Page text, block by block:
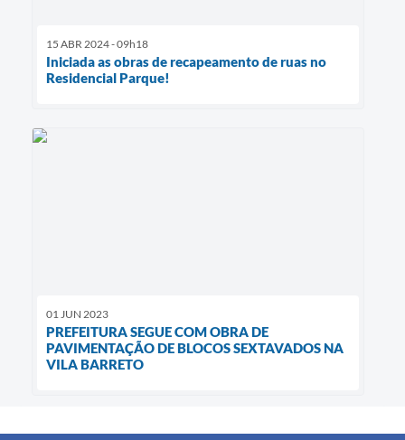
15 ABR 2024 - 09h18
Iniciada as obras de recapeamento de ruas no
Residencial Parque!
01 JUN 2023
PREFEITURA SEGUE COM OBRA DE
PAVIMENTAÇÃO DE BLOCOS SEXTAVADOS NA
VILA BARRETO